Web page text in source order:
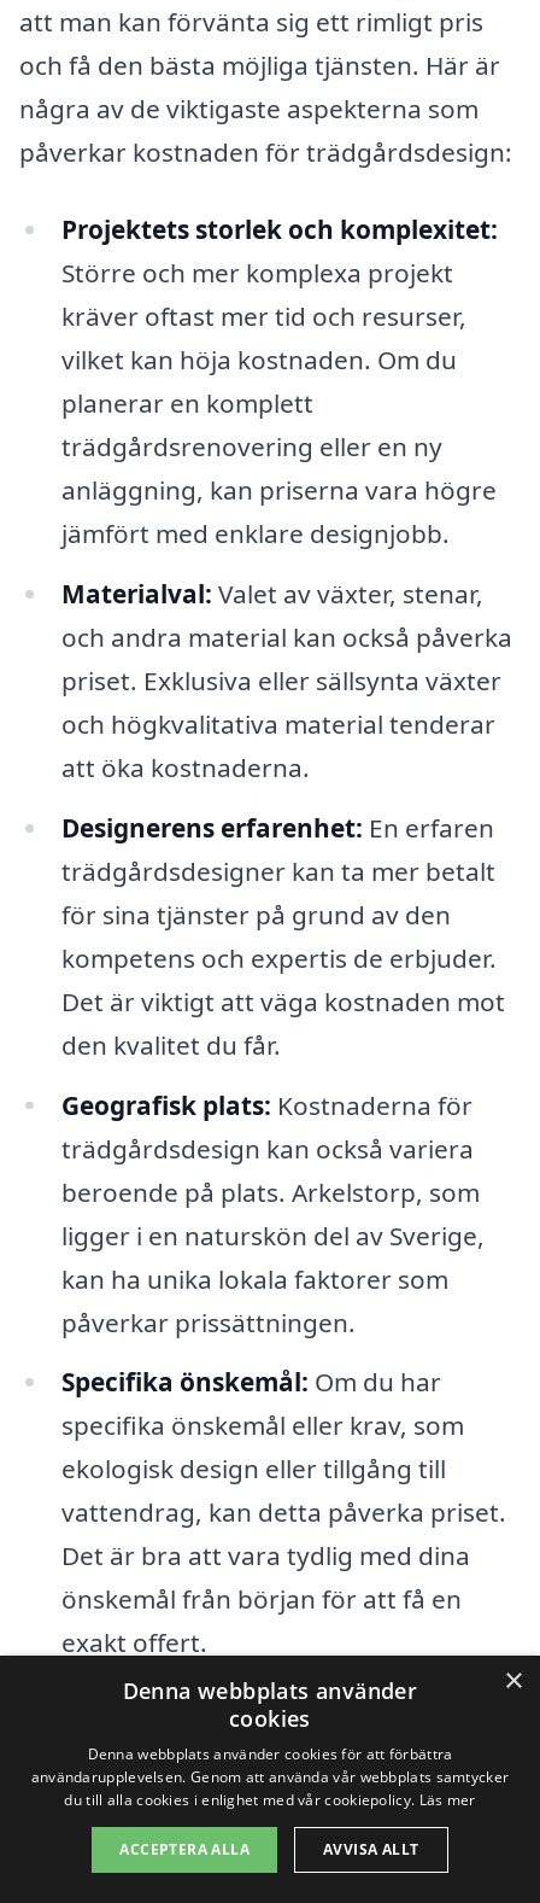
att man kan förvänta sig ett rimligt pris
och få den bästa möjliga tjänsten. Här är
några av de viktigaste aspekterna som
påverkar kostnaden för trädgårdsdesign:
Projektets storlek och komplexitet:
Större och mer komplexa projekt
kräver oftast mer tid och resurser,
vilket kan höja kostnaden. Om du
planerar en komplett
trädgårdsrenovering eller en ny
anläggning, kan priserna vara högre
jämfört med enklare designjobb.
Materialval: Valet av växter, stenar,
och andra material kan också påverka
priset. Exklusiva eller sällsynta växter
och högkvalitativa material tenderar
att öka kostnaderna.
Designerens erfarenhet: En erfaren
trädgårdsdesigner kan ta mer betalt
för sina tjänster på grund av den
kompetens och expertis de erbjuder.
Det är viktigt att väga kostnaden mot
den kvalitet du får.
Geografisk plats: Kostnaderna för
trädgårdsdesign kan också variera
beroende på plats. Arkelstorp, som
ligger i en naturskön del av Sverige,
kan ha unika lokala faktorer som
påverkar prissättningen.
Specifika önskemål: Om du har
specifika önskemål eller krav, som
ekologisk design eller tillgång till
vattendrag, kan detta påverka priset.
Det är bra att vara tydlig med dina
önskemål från början för att få en
exakt offert.
För att få det bästa erbjudandet på
trädgårdsdesign i Arkelstorp, är det
rekommenderat att begära flera offerter
från olika företag. Detta ger dig en bra
×
Denna webbplats använder
cookies
Denna webbplats använder cookies för att förbättra
användarupplevelsen. Genom att använda vår webbplats samtycker
du till alla cookies i enlighet med vår cookiepolicy. Läs mer
ACCEPTERA ALLA AVVISA ALLT